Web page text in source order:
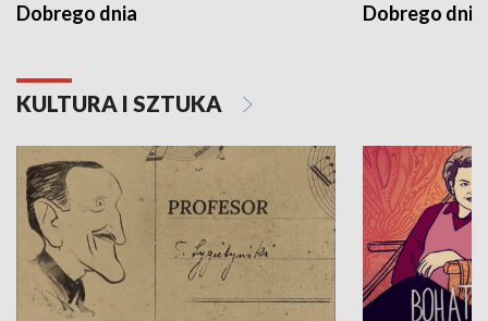
Dobrego dnia Dobrego dnia
KULTURA I SZTUKA